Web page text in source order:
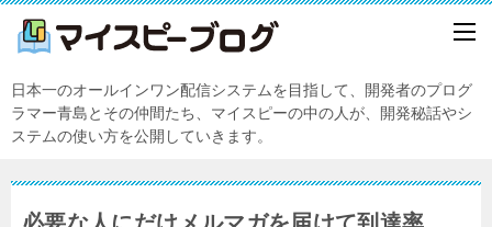
日本一のオールインワン配信システムを目指して、開発者のプログ
ラマー青島とその仲間たち、マイスピーの中の人が、開発秘話やシ
ステムの使い方を公開していきます。